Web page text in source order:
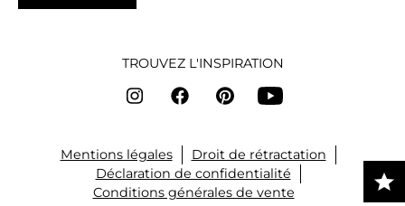
TROUVEZ L'INSPIRATION
Mentions légales
Droit de rétractation
Déclaration de confidentialité
Conditions générales de vente